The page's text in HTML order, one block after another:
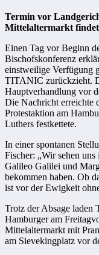
Termin vor
Mittelaltermarkt
Einen Tag vor Beginn
Bischofskonferenz
einstweilige Verfügung
TITANIC zurückzieht.
Hauptverhandlung vor
Die Nachricht erreichte
Protestaktion am
Luthers festkettete.
In einer spontanen
Fischer: „Wir sehen
Galileo Galilei und
bekommen haben. Ob
ist vor der Ewigkeit
Trotz der Absage
Hamburger am
Mittelaltermarkt mit
am Sievekingplatz vor